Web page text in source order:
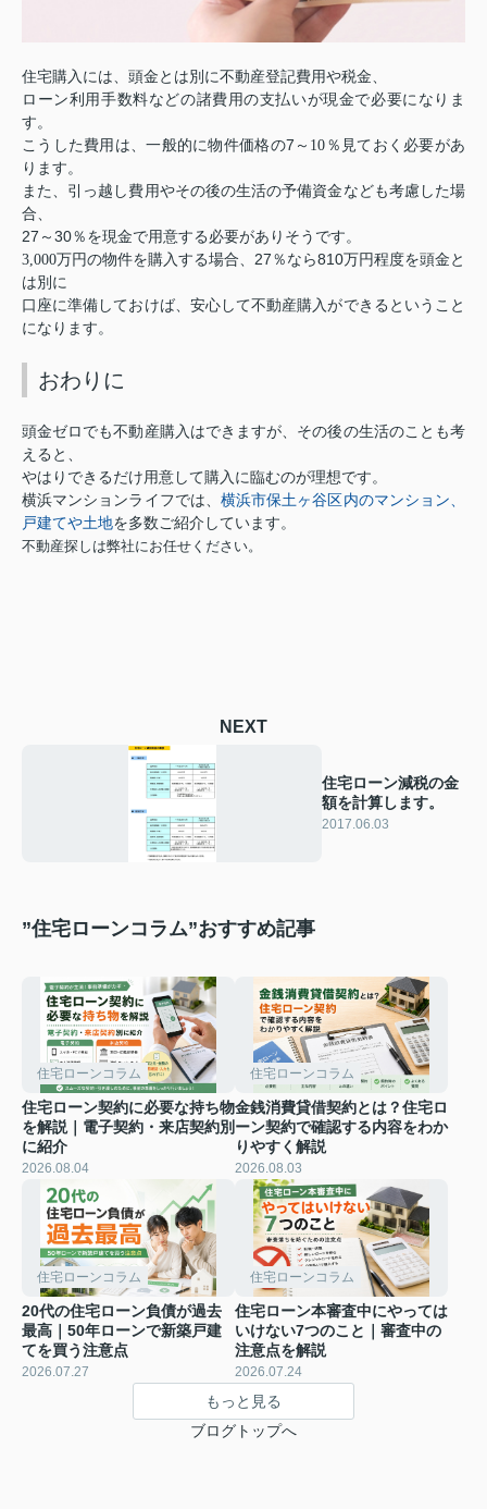
住宅購入には、頭金とは別に不動産登記費用や税金、
ローン利用手数料などの諸費用の支払いが現金で必要になりま
す。
こうした費用は、一般的に物件価格の7 ～10 ％ 見ておく必要があ
ります。
また、引っ越し費用やその後の生活の予備資金なども考慮した場
合、
27 ～ 30％を現金で用意する必要がありそうです。
3,000万円の物件を購入する場合、 27 ％なら810万円程度を頭金と
は別に
口座に準備しておけば、安心して不動産購入ができるということ
になります。
おわりに
頭金ゼロでも不動産購入はできますが、その後の生活のことも考
えると、
やはりできるだけ用意して購入に臨むのが理想です。
横浜マンションライフでは、 横浜市保土ヶ谷区内のマンション、
戸建てや土地を多数ご紹介しています。
不動産探しは弊社にお任せください。
NEXT
住宅ローン減税の金
額を計算します。
2017.06.03
”住宅ローンコラム”おすすめ記事
住宅ローンコラム
住宅ローン契約に必要な持ち物
を解説｜電子契約・来店契約別
に紹介
2026.08.04
住宅ローンコラム
金銭消費貸借契約とは？住宅ロ
ーン契約で確認する内容をわか
りやすく解説
2026.08.03
住宅ローンコラム
20代の住宅ローン負債が過去
最高｜50年ローンで新築戸建
てを買う注意点
2026.07.27
住宅ローンコラム
住宅ローン本審査中にやっては
いけない7つのこと｜審査中の
注意点を解説
2026.07.24
もっと見る
ブログトップへ